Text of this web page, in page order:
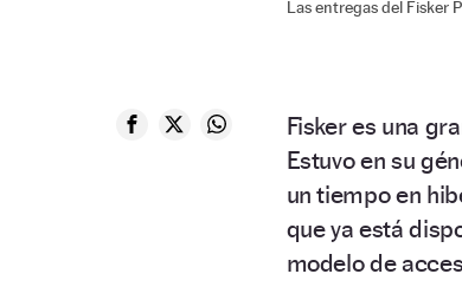
Las entregas del Fisker
Fisker es una
Estuvo en su
un tiempo en
que ya está
modelo de